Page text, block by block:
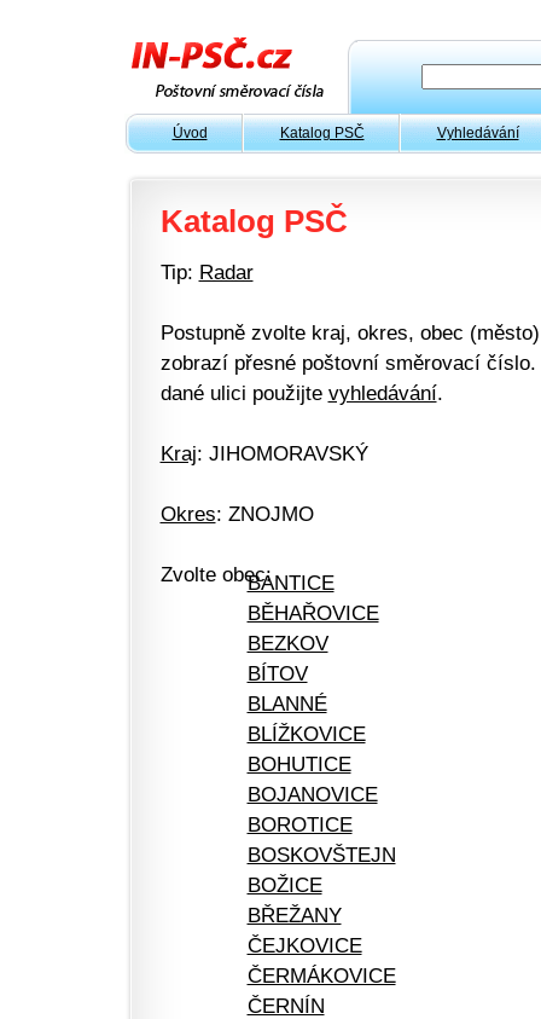
Úvod Katalog PSČ Vyhledávání
Katalog PSČ
Tip: Radar
Postupně zvolte kraj, okres, obec
zobrazí přesné poštovní směrovací
dané ulici použijte vyhledávání.
Kraj: JIHOMORAVSKÝ
Okres: ZNOJMO
Zvolte obec:BANTICE
BĚHAŘOVICE
BEZKOV
BÍTOV
BLANNÉ
BLÍŽKOVICE
BOHUTICE
BOJANOVICE
BOROTICE
BOSKOVŠTEJN
BOŽICE
BŘEŽANY
ČEJKOVICE
ČERMÁKOVICE
ČERNÍN